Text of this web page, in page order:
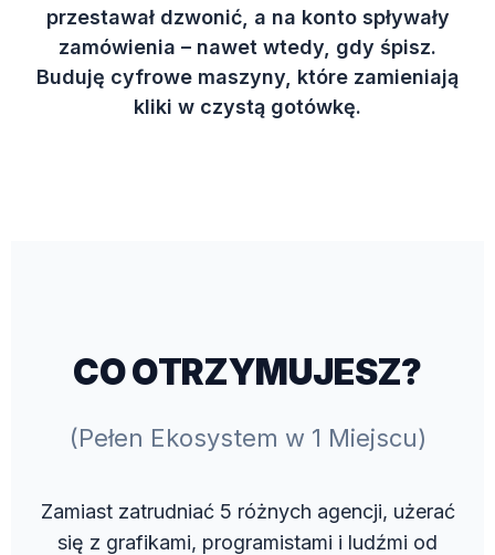
przestawał dzwonić, a na konto spływały
zamówienia – nawet wtedy, gdy śpisz.
Buduję cyfrowe maszyny, które zamieniają
kliki w czystą gotówkę.
CO OTRZYMUJESZ?
(Pełen Ekosystem w 1 Miejscu)
Zamiast zatrudniać 5 różnych agencji, użerać
się z grafikami, programistami i ludźmi od